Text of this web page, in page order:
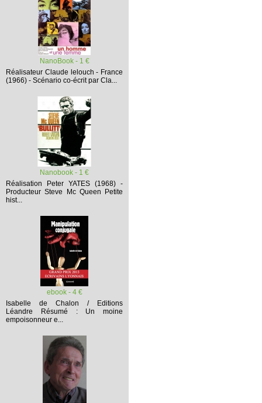
NanoBook - 1 €
Réalisateur Claude lelouch - France
(1966) - Scénario co-écrit par Cla...
Nanobook - 1 €
Réalisation Peter YATES (1968) -
Producteur Steve Mc Queen
Petite
hist...
ebook - 4 €
Isabelle de Chalon / Editions
Léandre
Résumé :
Un moine
empoisonneur e...